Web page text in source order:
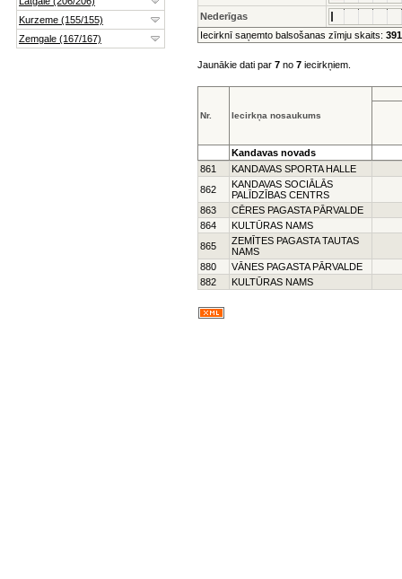
Nederīgas
Iecirknī saņemto balsošanas zīmju skaits:
Jaunākie dati par 7 no 7 iecirkņiem.
Nr. Iecirkņa nosaukums
Kandavas novads
861
KANDAVAS SPORTA HALLE
862
KANDAVAS SOCIĀLĀS
PALĪDZĪBAS CENTRS
863
CĒRES PAGASTA PĀRVALDE
864
KULTŪRAS NAMS
865
ZEMĪTES PAGASTA TAUTAS
NAMS
880
VĀNES PAGASTA PĀRVALDE
882
KULTŪRAS NAMS